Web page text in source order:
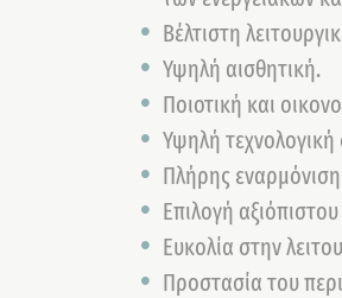
Βέλτιστη
Υψηλή αισθητική.
Ποιοτική και
Υψηλή τεχνολογική
Πλήρης εναρμόνιση
Επιλογή
Ευκολία στην
Προστασία του